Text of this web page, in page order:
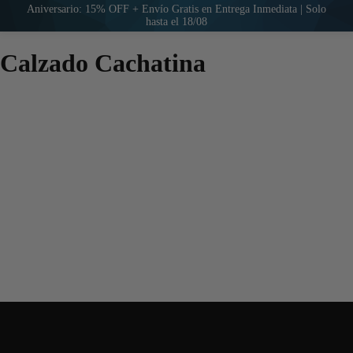
Aniversario: 15% OFF + Envío Gratis en Entrega Inmediata | Solo
hasta el 18/08
Calzado Cachatina